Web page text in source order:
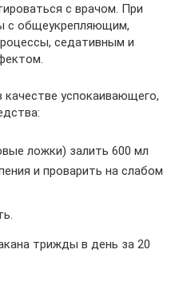
с врачом. При
с общеукрепляющим,
седативным и
успокаивающего,
ложки) залить 600 мл
и проварить на слабом
трижды в день за 20